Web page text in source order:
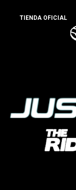
TIENDA OFICIAL